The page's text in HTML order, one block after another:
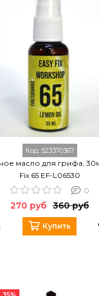
Код: 523370367
масло для грифа,
Fix 65 EF-L06530
0
270 руб 360 руб
Купить